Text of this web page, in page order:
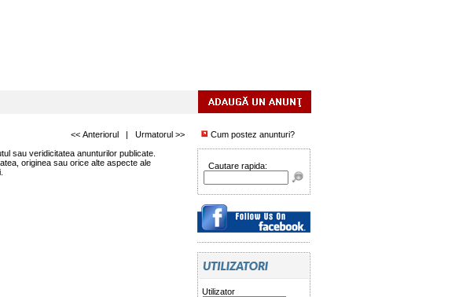
<< Anteriorul| Urmatorul >>
sau veridicitatea anunturilor publicate.
originea sau orice alte aspecte ale
Cum postez anunturi?
Cautare rapida:
Utilizator